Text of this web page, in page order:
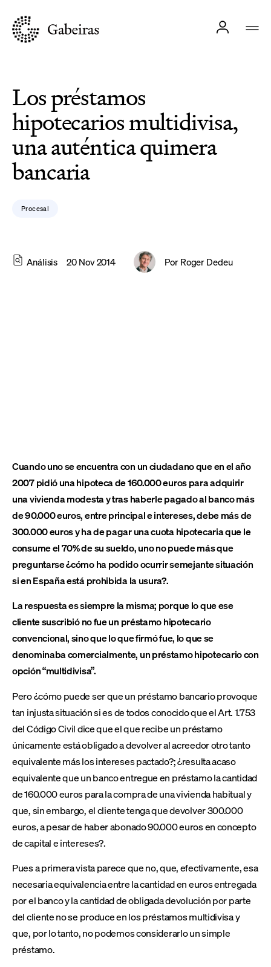
Los préstamos
hipotecarios multidivisa,
una auténtica quimera
bancaria
Procesal
Análisis 20 Nov 2014 Por Roger Dedeu
Cuando uno se encuentra con un ciudadano que en el año
2007 pidió una hipoteca de 160.000 euros para adquirir
una vivienda modesta y tras haberle pagado al banco más
de 90.000 euros, entre principal e intereses, debe más de
300.000 euros y ha de pagar una cuota hipotecaria que le
consume el 70% de su sueldo, uno no puede más que
preguntarse ¿cómo ha podido ocurrir semejante situación
si en España está prohibida la usura?.
La respuesta es siempre la misma; porque lo que ese
cliente suscribió no fue un préstamo hipotecario
convencional, sino que lo que firmó fue, lo que se
denominaba comercialmente, un préstamo hipotecario con
opción “multidivisa”.
Pero ¿cómo puede ser que un préstamo bancario provoque
tan injusta situación si es de todos conocido que el Art. 1.753
del Código Civil dice que el que recibe un préstamo
únicamente está obligado a devolver al acreedor otro tanto
equivalente más los intereses pactado?; ¿resulta acaso
equivalente que un banco entregue en préstamo la cantidad
de 160.000 euros para la compra de una vivienda habitual y
que, sin embargo, el cliente tenga que devolver 300.000
euros, a pesar de haber abonado 90.000 euros en concepto
de capital e intereses?.
Pues a primera vista parece que no, que, efectivamente, esa
necesaria equivalencia entre la cantidad en euros entregada
por el banco y la cantidad de obligada devolución por parte
del cliente no se produce en los préstamos multidivisa y
que, por lo tanto, no podemos considerarlo un simple
préstamo.